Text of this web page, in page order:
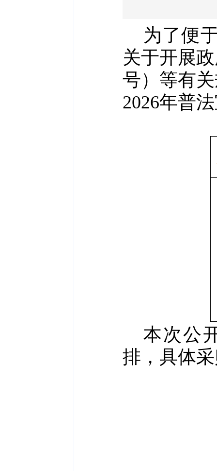
为了便
关于开展
号）等有
2026年普
本次公
排，具体